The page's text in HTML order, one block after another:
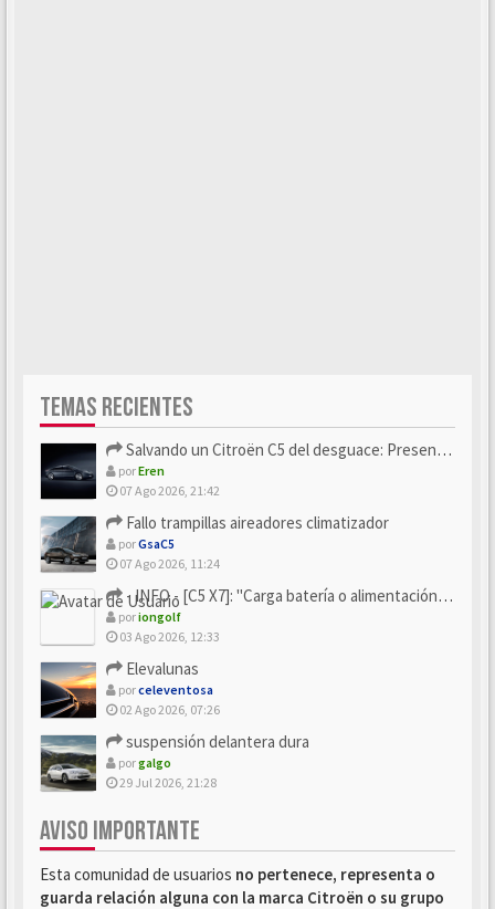
TEMAS RECIENTES
Salvando un Citroën C5 del desguace: Presentación y seguimiento
porEren
07 Ago 2026, 21:42
Fallo trampillas aireadores climatizador
porGsaC5
07 Ago 2026, 11:24
- INFO - [C5 X7]: "Carga batería o alimentación eléctri...
poriongolf
03 Ago 2026, 12:33
Elevalunas
porceleventosa
02 Ago 2026, 07:26
suspensión delantera dura
porgalgo
29 Jul 2026, 21:28
AVISO IMPORTANTE
Esta comunidad de usuarios no pertenece, representa o
guarda relación alguna con la marca Citroën o su grupo